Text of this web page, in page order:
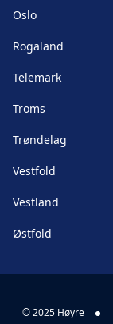
Oslo
Rogaland
Telemark
Troms
Trøndelag
Vestfold
Vestland
Østfold
© 2025 Høyre